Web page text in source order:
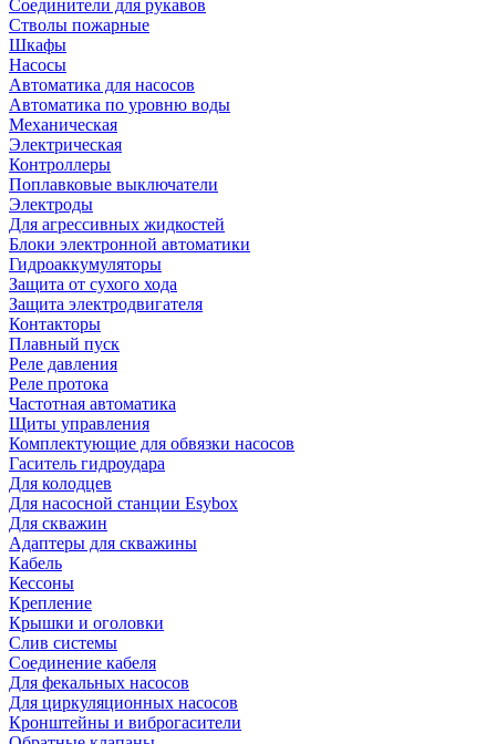
Соединители для рукавов
Стволы пожарные
Шкафы
Насосы
Автоматика для насосов
Автоматика по уровню воды
Механическая
Электрическая
Контроллеры
Поплавковые выключатели
Электроды
Для агрессивных жидкостей
Блоки электронной автоматики
Гидроаккумуляторы
Защита от сухого хода
Защита электродвигателя
Контакторы
Плавный пуск
Реле давления
Реле протока
Частотная автоматика
Щиты управления
Комплектующие для обвязки насосов
Гаситель гидроудара
Для колодцев
Для насосной станции Esybox
Для скважин
Адаптеры для скважины
Кабель
Кессоны
Крепление
Крышки и оголовки
Слив системы
Соединение кабеля
Для фекальных насосов
Для циркуляционных насосов
Кронштейны и виброгасители